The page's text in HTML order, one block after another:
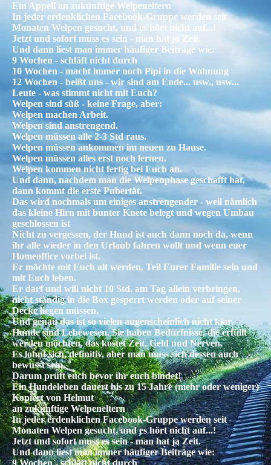
Ein Appell an zukünftige Welpeneltern
In jeder erdenklichen Facebook-Gruppe werden seit
Monaten Welpen gesucht, und es hört nicht auf...!
Jetzt und sofort muss es sein - man hat ja Zeit.
Und dann liest man immer häufiger Beiträge wie:
9 Wochen - schläft nicht durch
10 Wochen - macht immer noch Pipi in die Wohnung
12 Wochen - beißt uns - wir sind am Ende... usw., usw...
Leute - was stimmt nicht mit Euch?
Welpen sind süß - keine Frage, aber:
Welpen machen Arbeit.
Welpen sind anstrengend.
Welpen müssen alle 2-3 Std raus.
Welpen müssen ankommen im neuen zu Hause.
Welpen müssen alles erst noch lernen.
Welpen kommen nicht fertig bei Euch an.
Und dann, nachdem man die Welpenphase geschafft hat,
dann kommt die erste Pubertät.
Das wird nochmals um einiges anstrengender - weil nämlich
das kleine Hirn mit bunter Knete belegt und wegen Umbau
geschlossen ist
Nicht zu vergessen, der Hund ist auch dann noch da, wenn
ihr alle wieder in den Urlaub fahren wollt und wenn euer
Homeoffice vorbei ist.
Er möchte mit Euch alt werden, Teil Eurer Familie sein und
mit Euch leben.
Er darf und will nicht 10 Std. am Tag allein verbringen,
nicht ständig in die Box gesperrt werden oder auf seiner
Decke liegen müssen.
Und genau das ist so vielen augenscheinlich nicht klar.
Hunde sind Lebewesen. Sie haben Bedürfnisse, die erfüllt
werden möchten, das kostet Zeit, Geld und Nerven.
Es lohnt sich, definitiv, aber man muss sich dessen auch
bewusst sein
Darum prüft euch bevor ihr euch bindet!
Ein Hundeleben dauert bis zu 15 Jahre (mehr oder weniger)
Kopiert von Helmut
an zukünftige Welpeneltern
In jeder erdenklichen Facebook-Gruppe werden seit
Monaten Welpen gesucht, und es hört nicht auf...!
Jetzt und sofort muss es sein - man hat ja Zeit.
Und dann liest man immer häufiger Beiträge wie: